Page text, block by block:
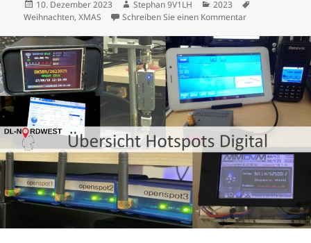
Veröffentlicht
am
10. Dezember 2023 Autor
Stephan 9V1LH Kategorien
2023
Weihnachten,XMAS Schreiben Sie einen Kommentarzu